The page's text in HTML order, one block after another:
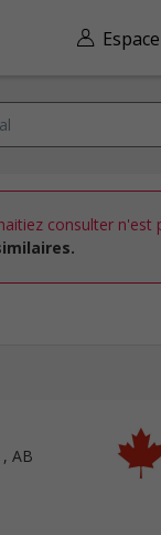
consulter n'est
, AB